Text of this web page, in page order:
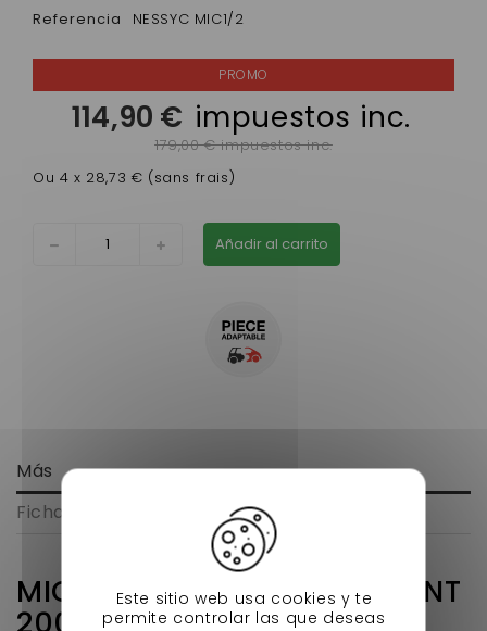
Referencia NESSYC MIC1/2
114,90 € impuestos inc.
179,00 € impuestos inc.
Ou 4 x 28,73 € (sans frais)
Añadir al carrito
Más
Ficha técnica
MICROCAR MC1 / MC2 AVANT
2008
Este sitio web usa cookies y te
permite controlar las que deseas